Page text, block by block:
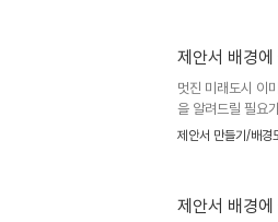
드립니다. (_ _)
안서 만들기
제안서 배경
멋진 미래도시 이
을 알려드릴 필요
주제로 설정하고
_) 내용은 그리
제안서 만들기/배경
제안서 배경